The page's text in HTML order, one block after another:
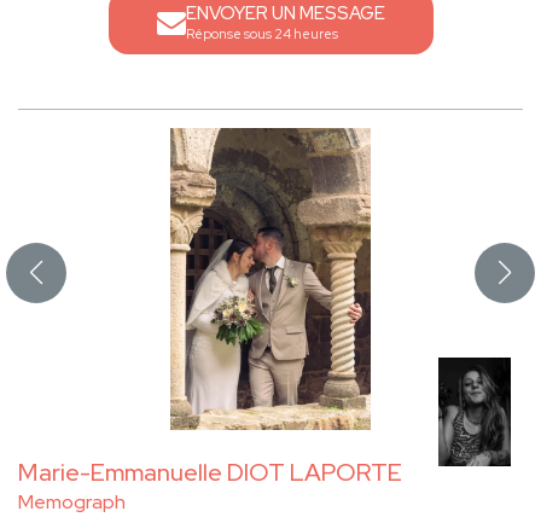
ENVOYER UN MESSAGE
Réponse sous 24 heures
Marie-Emmanuelle DIOT LAPORTE
Memograph